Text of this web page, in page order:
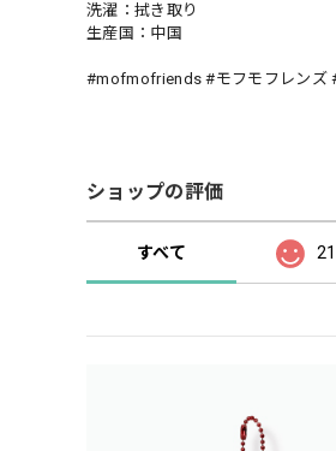
洗濯：拭き取り
生産国：中国
#mofmofriends #モフモフレンズ
ショップの評価
すべて